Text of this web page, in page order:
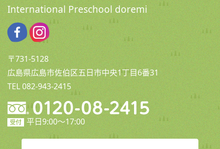
International Preschool doremi
〒731-5128
広島県広島市佐伯区五日市中央1丁目6番31
TEL 082-943-2415
受付 平日9:00〜17:00